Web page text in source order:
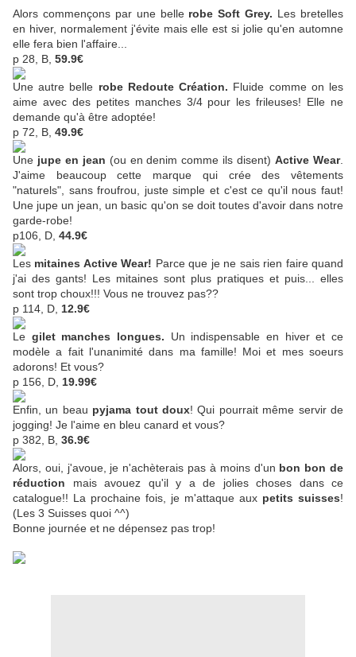
Alors commençons par une belle robe Soft Grey. Les bretelles
en hiver, normalement j'évite mais elle est si jolie qu'en automne
elle fera bien l'affaire...
p 28, B, 59.9€
Une autre belle robe Redoute Création. Fluide comme on les
aime avec des petites manches 3/4 pour les frileuses! Elle ne
demande qu'à être adoptée!
p 72, B, 49.9€
Une jupe en jean (ou en denim comme ils disent)Active Wear.
J'aime beaucoup cette marque qui crée des vêtements
"naturels", sans froufrou, juste simple et c'est ce qu'il nous faut!
Une jupe un jean, un basic qu'on se doit toutes d'avoir dans notre
garde-robe!
p106, D, 44.9€
Les mitaines Active Wear! Parce que je ne sais rien faire quand
j'ai des gants! Les mitaines sont plus pratiques et puis... elles
sont trop choux!!! Vous ne trouvez pas??
p 114, D, 12.9€
Le gilet manches longues. Un indispensable en hiver et ce
modèle a fait l'unanimité dans ma famille! Moi et mes soeurs
adorons! Et vous?
p 156, D, 19.99€
Enfin, un beau pyjama tout doux! Qui pourrait même servir de
jogging! Je l'aime en bleu canard et vous?
p 382, B, 36.9€
Alors, oui, j'avoue, je n'achèterais pas à moins d'un bon bon de
réduction mais avouez qu'il y a de jolies choses dans ce
catalogue!! La prochaine fois, je m'attaque aux petits suisses!
(Les 3 Suisses quoi ^^)
Bonne journée et ne dépensez pas trop!